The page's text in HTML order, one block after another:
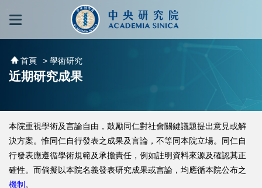
跳到主要內容區塊
首頁 > 學術研究
近期研究成果
本院重視學術及言論自由，鼓勵同仁對社會關鍵議題提出意見或解
決方案。惟同仁自行發表之成果及言論，不等同本院立場。同仁自
行發表應遵循學術規範及承擔責任，例如註明資料來源及確認其正
確性。而倘擬以本院名義發表研究成果或言論，均應循本院公布之
機制 。